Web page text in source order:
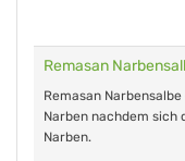
Remasan
Remasan
Narben nachdem sich
Narben.